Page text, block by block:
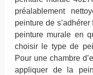
préalablement
peinture de
peinture murale en
choisir le type de
Pour une chambre
appliquer de la